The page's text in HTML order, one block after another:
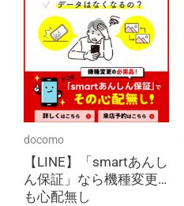
docomo
【LINE】「smartあんし
ん保証」なら機種変更
も心配無し